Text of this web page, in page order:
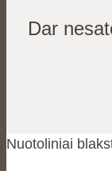
Dar
Nuotoliniai